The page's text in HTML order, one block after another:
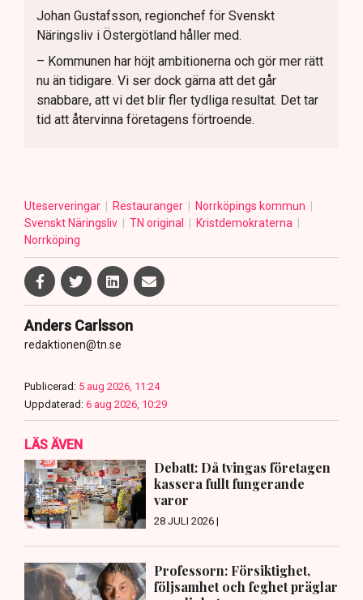
Johan Gustafsson, regionchef för Svenskt
Näringsliv i Östergötland håller med.
– Kommunen har höjt ambitionerna och gör mer rätt
nu än tidigare. Vi ser dock gärna att det går
snabbare, att vi det blir fler tydliga resultat. Det tar
tid att återvinna företagens förtroende.
Uteserveringar Restauranger
Norrköpings kommun
Svenskt Näringsliv
TN original
Kristdemokraterna
Norrköping
Anders Carlsson
redaktionen@tn.se
Publicerad: 5 aug 2026, 11:24
Uppdaterad: 6 aug 2026, 10:29
LÄS ÄVEN
Debatt: Då tvingas företagen
kassera fullt fungerande
varor
28 JULI 2026 |
Professorn: Försiktighet,
följsamhet och feghet präglar